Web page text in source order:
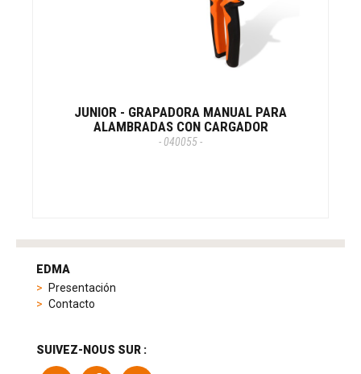
JUNIOR - GRAPADORA MANUAL PARA
ALAMBRADAS CON CARGADOR
- 040055 -
tag
product
EDMA
Presentación
Contacto
SUIVEZ-NOUS SUR :